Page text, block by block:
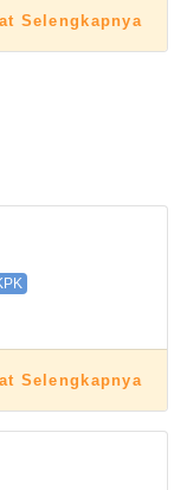
Selengkapnya
Selengkapnya